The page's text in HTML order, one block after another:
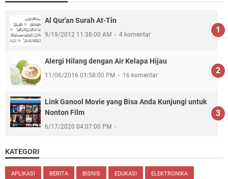
Al Qur'an Surah At-Tin
9/19/2012 11:38:00 AM 4 komentar
Alergi Hilang dengan Air Kelapa Hijau
11/06/2016 01:58:00 PM 16 komentar
Link Ganool Movie yang Bisa Anda Kunjungi untuk
Nonton Film
6/17/2020 04:07:00 PM
KATEGORI
APLIKASI BERITA BISNIS EDUKASI ELEKTRONIKA